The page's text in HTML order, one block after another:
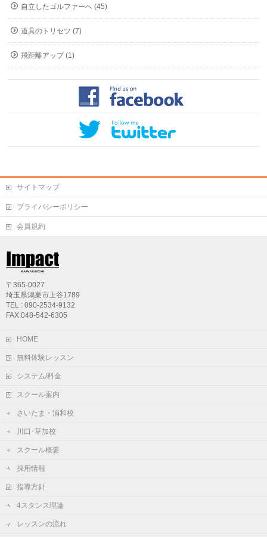
自立したゴルファーへ (45)
道具のトリセツ (7)
飛距離アップ (1)
サイトマップ
プライバシーポリシー
会員規約
〒365-0027
埼玉県鴻巣市上谷1789
TEL : 090-2534-9132
FAX:048-542-6305
HOME
無料体験レッスン
システム/料金
スクール案内
さいたま・浦和校
川口･草加校
スクール概要
採用情報
指導方針
4スタンス理論
レッスンの流れ